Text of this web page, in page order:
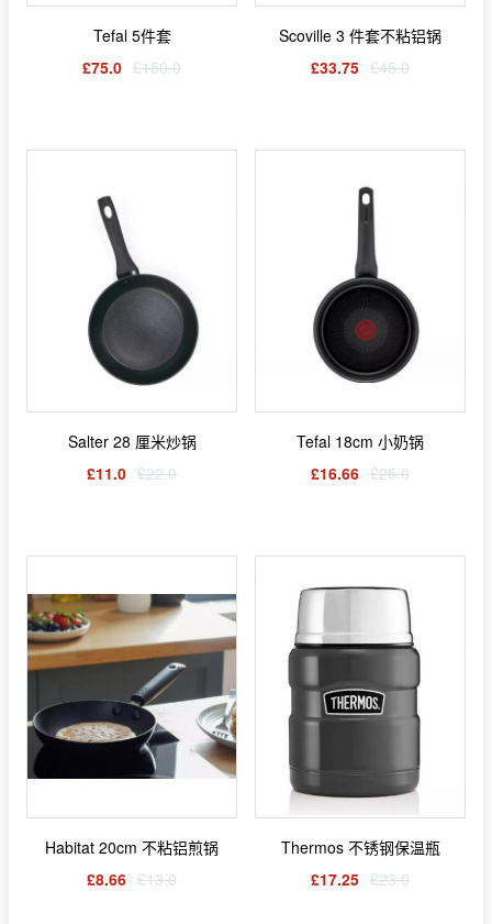
Tefal 5件套
£75.0 £150.0
Scoville 3 件套不粘铝锅
£33.75 £45.0
Salter 28 厘米炒锅
£11.0 £22.0
Tefal 18cm 小奶锅
£16.66 £25.0
Habitat 20cm 不粘铝煎锅
£8.66 £13.0
Thermos 不锈钢保温瓶
£17.25 £23.0